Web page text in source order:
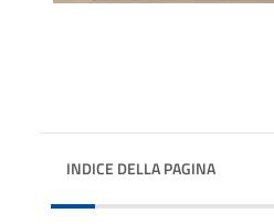
INDICE DELLA PAGINA